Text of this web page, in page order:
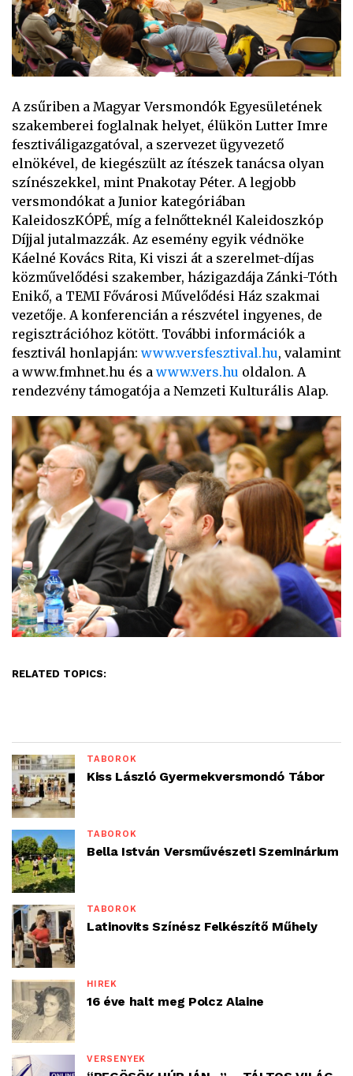
A zsűriben a Magyar Versmondók Egyesületének
szakemberei foglalnak helyet, élükön Lutter Imre
fesztiváligazgatóval, a szervezet ügyvezető
elnökével, de kiegészült az ítészek tanácsa olyan
színészekkel, mint Pnakotay Péter. A legjobb
versmondókat a Junior kategóriában
KaleidoszKÓPÉ, míg a felnőtteknél Kaleidoszkóp
Díjjal jutalmazzák. Az esemény egyik védnöke
Káelné Kovács Rita, Ki viszi át a szerelmet-díjas
közművelődési szakember, házigazdája Zánki-Tóth
Enikő, a TEMI Fővárosi Művelődési Ház szakmai
vezetője. A konferencián a részvétel ingyenes, de
regisztrációhoz kötött. További információk a
fesztivál honlapján: www.versfesztival.hu, valamint
a www.fmhnet.hu és a www.vers.hu oldalon. A
rendezvény támogatója a Nemzeti Kulturális Alap.
RELATED TOPICS:
TÁBOROK
Kiss László Gyermekversmondó Tábor
TÁBOROK
Bella István Versművészeti Szeminárium
TÁBOROK
Latinovits Színész Felkészítő Műhely
HÍREK
16 éve halt meg Polcz Alaine
VERSENYEK